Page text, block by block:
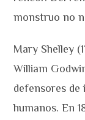
monstruo no
Mary Shelley
William
defensores de
humanos. En